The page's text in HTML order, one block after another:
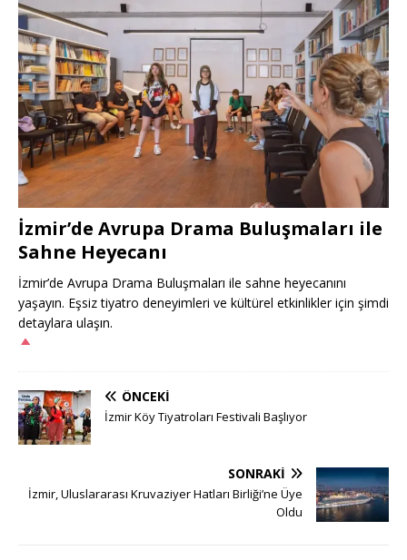
İzmir’de Avrupa Drama Buluşmaları ile
Sahne Heyecanı
İzmir’de Avrupa Drama Buluşmaları ile sahne heyecanını
yaşayın. Eşsiz tiyatro deneyimleri ve kültürel etkinlikler için şimdi
detaylara ulaşın.
ÖNCEKI
İzmir Köy Tiyatroları Festivali Başlıyor
SONRAKI
İzmir, Uluslararası Kruvaziyer Hatları Birliği’ne Üye
Oldu